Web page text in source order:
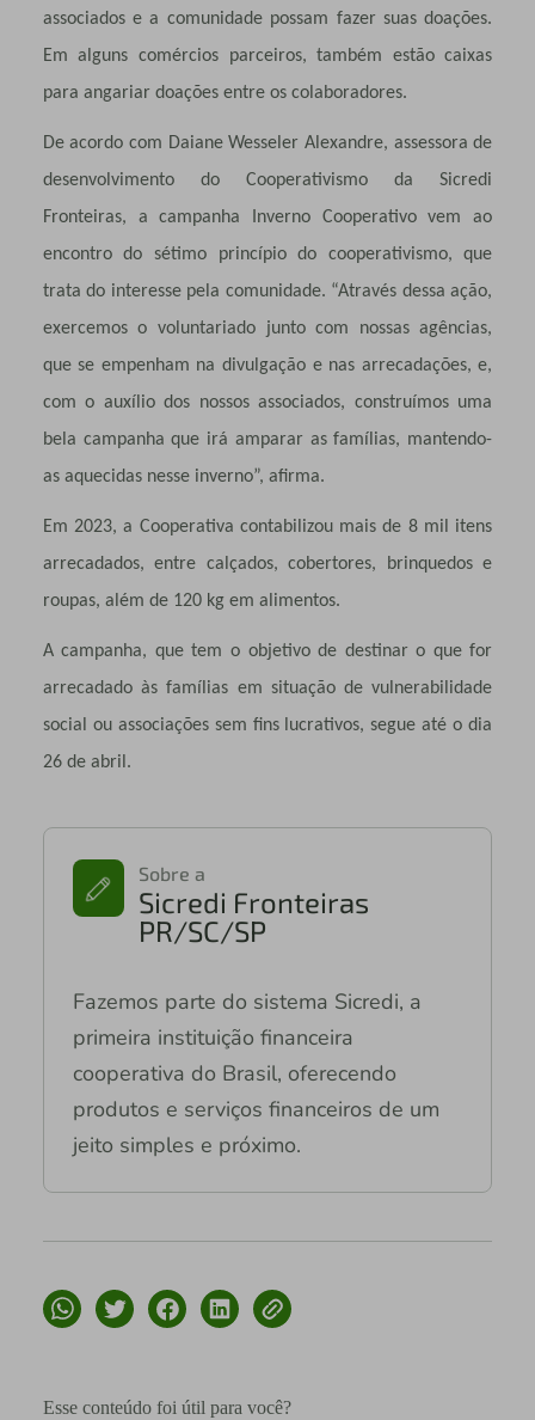
associados e a comunidade possam fazer suas doações.
Em alguns comércios parceiros, também estão caixas
para angariar doações entre os colaboradores.
De acordo com Daiane Wesseler Alexandre, assessora de
desenvolvimento do Cooperativismo da Sicredi
Fronteiras, a campanha Inverno Cooperativo vem ao
encontro do sétimo princípio do cooperativismo, que
trata do interesse pela comunidade. “Através dessa ação,
exercemos o voluntariado junto com nossas agências,
que se empenham na divulgação e nas arrecadações, e,
com o auxílio dos nossos associados, construímos uma
bela campanha que irá amparar as famílias, mantendo-
as aquecidas nesse inverno”, afirma.
Em 2023, a Cooperativa contabilizou mais de 8 mil itens
arrecadados, entre calçados, cobertores, brinquedos e
roupas, além de 120 kg em alimentos.
A campanha, que tem o objetivo de destinar o que for
arrecadado às famílias em situação de vulnerabilidade
social ou associações sem fins lucrativos, segue até o dia
26 de abril.
Sobre a
Sicredi Fronteiras
PR/SC/SP
Fazemos parte do sistema Sicredi, a
primeira instituição financeira
cooperativa do Brasil, oferecendo
produtos e serviços financeiros de um
jeito simples e próximo.
Esse conteúdo foi útil para você?